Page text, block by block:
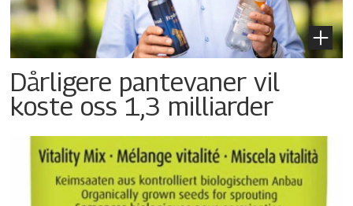
Dårligere pantevaner vil
koste oss 1,3 milliarder